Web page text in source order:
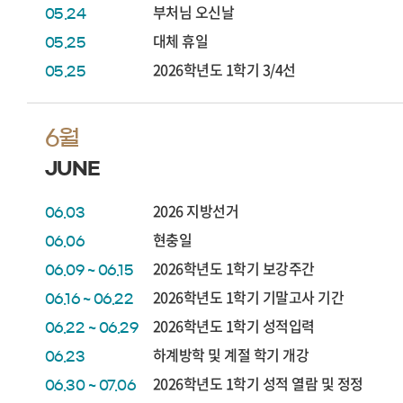
05.24 부처님 오신날
05.25 대체 휴일
05.25 2026학년도 1학기 3/4선
6월
JUNE
06.03 2026 지방선거
06.06 현충일
06.09 ~ 06.15 2026학년도 1학기 보강주간
06.16 ~ 06.22 2026학년도 1학기 기말고사 기간
06.22 ~ 06.29 2026학년도 1학기 성적입력
06.23 하계방학 및 계절 학기 개강
06.30 ~ 07.06 2026학년도 1학기 성적 열람 및 정정